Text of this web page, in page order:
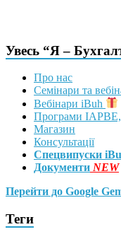
Увесь “Я –
Про нас
Семінари та
Вебінари iBuh
Програми
Магазин
Консультації
Спецвипуски
Документи NEW
Перейти до Google
Теги